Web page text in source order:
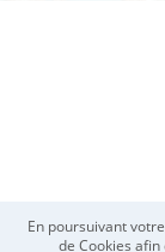
En poursuivant
de Cookies